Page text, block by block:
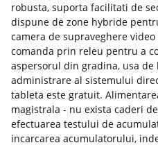
robusta, suporta facilitati de
dispune de zone hybride
camera de supraveghere
comanda prin releu pentru a
aspersorul din gradina, usa de
administrare al sistemului
tableta este gratuit.
magistrala - nu exista caderi
efectuarea testului de
incarcarea acumulatorului,